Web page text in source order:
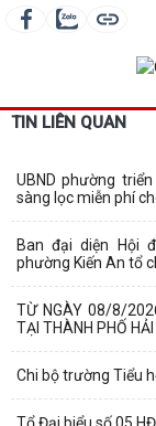
TIN LIÊN QUAN
UBND phường
sàng lọc miễn phí
Ban đại diện Hội
phường Kiến An tổ
TỪ NGÀY 08/8/
TẠI THÀNH PHỐ
Chi bộ trường Tiểu
Tổ Đại biểu số 05